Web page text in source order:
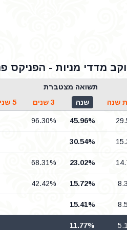
מדדי מניות - הפניקס
תשואה מצטברת
שנה שנה 3 שנים 5 שנים
45.96%
96.30%
30.54%
23.02%
68.31%
15.72%
42.42%
15.41%
11.77%